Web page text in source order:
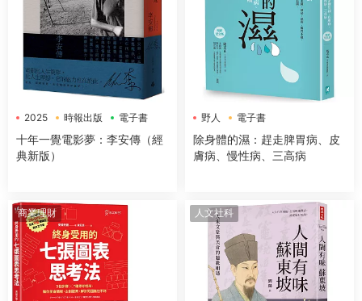
2025 時報出版 電子書
十年一覺電影夢：李安傳（經
典新版）
野人 電子書
除身體的濕：趕走脾胃病、皮
膚病、慢性病、三高病
商業理財 人文社科